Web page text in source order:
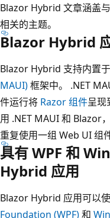
Blazor Hybrid 文章涵盖
相关的主题。
Blazor Hybrid
Blazor Hybrid 支持内置于
MAUI)框架中。 .NET
件运行将 Razor 组件呈现
用 .NET MAUI 和 Blazor
重复使用一组 Web UI 组件
具有 WPF 和
Hybrid 应用
Blazor Hybrid 应用可以
Foundation (WPF)和